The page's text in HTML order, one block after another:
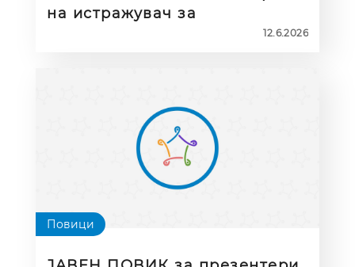
на истражувач за
(македонска верзија
12.6.2026
Повици